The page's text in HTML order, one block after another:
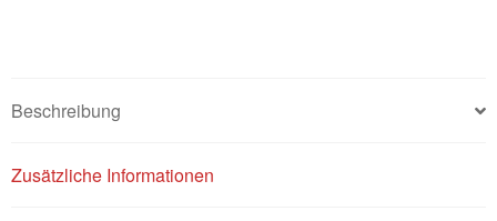
Beschreibung
Zusätzliche Informationen